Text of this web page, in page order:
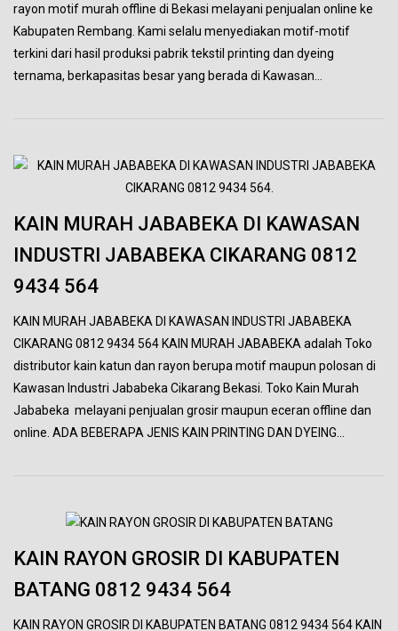
rayon motif murah offline di Bekasi melayani penjualan online ke
Kabupaten Rembang. Kami selalu menyediakan motif-motif
terkini dari hasil produksi pabrik tekstil printing dan dyeing
ternama, berkapasitas besar yang berada di Kawasan…
KAIN MURAH JABABEKA DI KAWASAN
INDUSTRI JABABEKA CIKARANG 0812
9434 564
KAIN MURAH JABABEKA DI KAWASAN INDUSTRI JABABEKA
CIKARANG 0812 9434 564 KAIN MURAH JABABEKA adalah Toko
distributor kain katun dan rayon berupa motif maupun polosan di
Kawasan Industri Jababeka Cikarang Bekasi. Toko Kain Murah
Jababeka melayani penjualan grosir maupun eceran offline dan
online. ADA BEBERAPA JENIS KAIN PRINTING DAN DYEING…
KAIN RAYON GROSIR DI KABUPATEN
BATANG 0812 9434 564
KAIN RAYON GROSIR DI KABUPATEN BATANG 0812 9434 564 KAIN